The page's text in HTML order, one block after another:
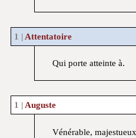
Attentatoire
Qui porte atteinte à.
Auguste
Vénérable,